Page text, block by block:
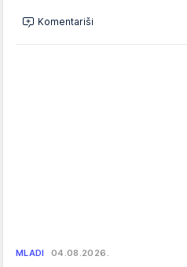
Komentariši
MLADI 04.08.2026.